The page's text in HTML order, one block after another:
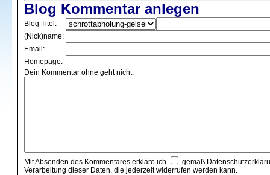
Blog Kommentar anlegen
Blog Titel:
(Nick)name:
Email:
Homepage:
Dein Kommentar ohne geht nicht:
Mit Absenden des Kommentares erkläre ich gemäß
Verarbeitung dieser Daten, die jederzeit widerrufen werden kann.